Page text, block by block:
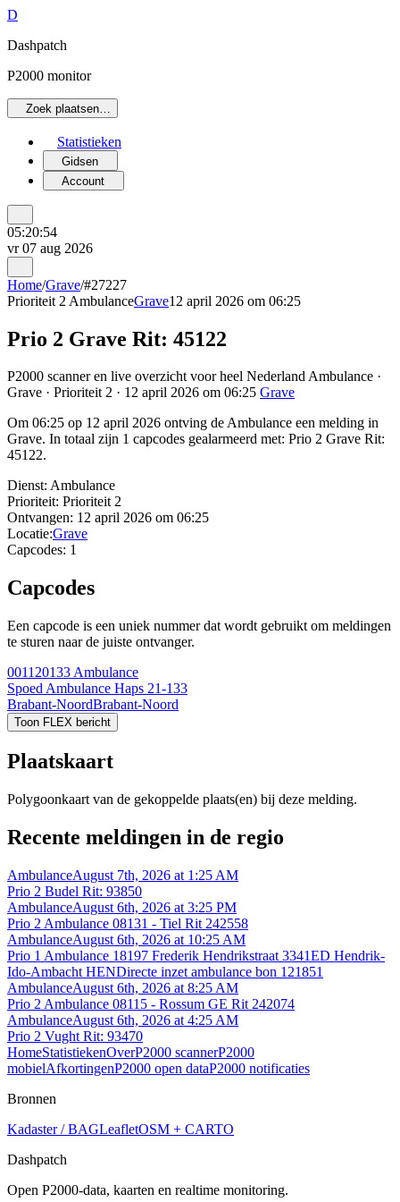
D
Dashpatch
P2000 monitor
Zoek plaatsen…
Statistieken
Gidsen
Account
05:20:54
vr 07 aug 2026
Home/Grave/#27227
Prioriteit 2 AmbulanceGrave12 april 2026 om 06:25
Prio 2 Grave Rit: 45122
P2000 scanner en live overzicht voor heel Nederland Ambulance ·
Grave · Prioriteit 2 · 12 april 2026 om 06:25 Grave
Om 06:25 op 12 april 2026 ontving de Ambulance een melding in
Grave. In totaal zijn 1 capcodes gealarmeerd met: Prio 2 Grave Rit:
45122.
Dienst: Ambulance
Prioriteit: Prioriteit 2
Ontvangen: 12 april 2026 om 06:25
Locatie:Grave
Capcodes: 1
Capcodes
Een capcode is een uniek nummer dat wordt gebruikt om meldingen
te sturen naar de juiste ontvanger.
001120133 Ambulance
Spoed Ambulance Haps 21-133
Brabant-NoordBrabant-Noord
Toon FLEX bericht
Plaatskaart
Polygoonkaart van de gekoppelde plaats(en) bij deze melding.
Recente meldingen in de regio
AmbulanceAugust 7th, 2026 at 1:25 AM
Prio 2 Budel Rit: 93850
AmbulanceAugust 6th, 2026 at 3:25 PM
Prio 2 Ambulance 08131 - Tiel Rit 242558
AmbulanceAugust 6th, 2026 at 10:25 AM
Prio 1 Ambulance 18197 Frederik Hendrikstraat 3341ED Hendrik-
Ido-Ambacht HENDirecte inzet ambulance bon 121851
AmbulanceAugust 6th, 2026 at 8:25 AM
Prio 2 Ambulance 08115 - Rossum GE Rit 242074
AmbulanceAugust 6th, 2026 at 4:25 AM
Prio 2 Vught Rit: 93470
HomeStatistiekenOverP2000 scannerP2000
mobielAfkortingenP2000 open dataP2000 notificaties
Bronnen
Kadaster / BAGLeafletOSM + CARTO
Dashpatch
Open P2000-data, kaarten en realtime monitoring.